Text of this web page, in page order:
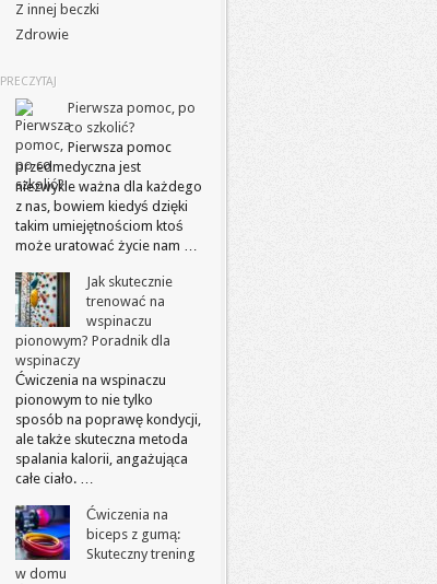
Z innej beczki
Zdrowie
PRECZYTAJ
Pierwsza pomoc, po
co szkolić?
Pierwsza pomoc
przedmedyczna jest
niezwykle ważna dla każdego
z nas, bowiem kiedyś dzięki
takim umiejętnościom ktoś
może uratować życie nam …
Jak skutecznie
trenować na
wspinaczu
pionowym? Poradnik dla
wspinaczy
Ćwiczenia na wspinaczu
pionowym to nie tylko
sposób na poprawę kondycji,
ale także skuteczna metoda
spalania kalorii, angażująca
całe ciało. …
Ćwiczenia na
biceps z gumą:
Skuteczny trening
w domu